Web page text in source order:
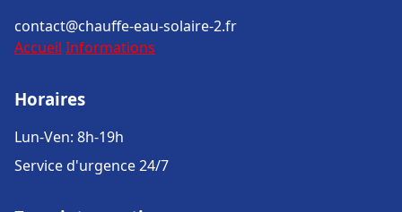
contact@chauffe-eau-solaire-2.fr
Accueil Informations
Horaires
Lun-Ven: 8h-19h
Service d'urgence 24/7